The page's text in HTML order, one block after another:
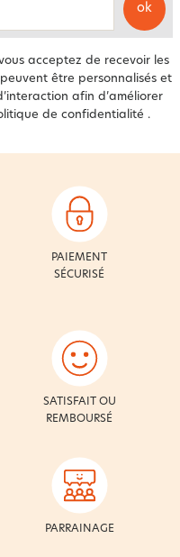
ok
acceptez de recevoir les
être personnalisés et
afin d’améliorer
de confidentialité .
PAIEMENT
SÉCURISÉ
SATISFAIT OU
REMBOURSÉ
PARRAINAGE